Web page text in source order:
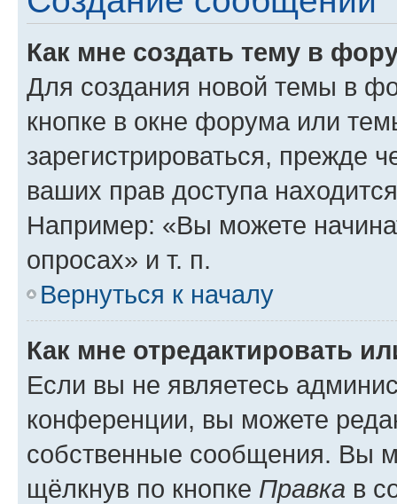
Как мне создать тему в
Для создания новой темы в
кнопке в окне форума или
зарегистрироваться, прежде
ваших прав доступа
Например: «Вы можете
опросах» и т. п.
Вернуться к началу
Как мне отредактировать
Если вы не являетесь
конференции, вы можете
собственные сообщения. Вы
щёлкнув по кнопке Правка в